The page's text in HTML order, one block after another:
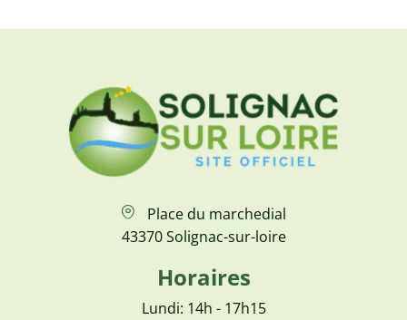
Place du marchedial
43370 Solignac-sur-loire
Horaires
Lundi: 14h - 17h15